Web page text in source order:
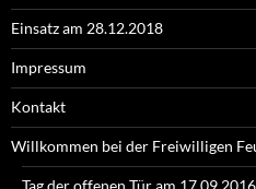
Einsatz am 28.12.2018
Impressum
Kontakt
Willkommen bei der Freiwilligen